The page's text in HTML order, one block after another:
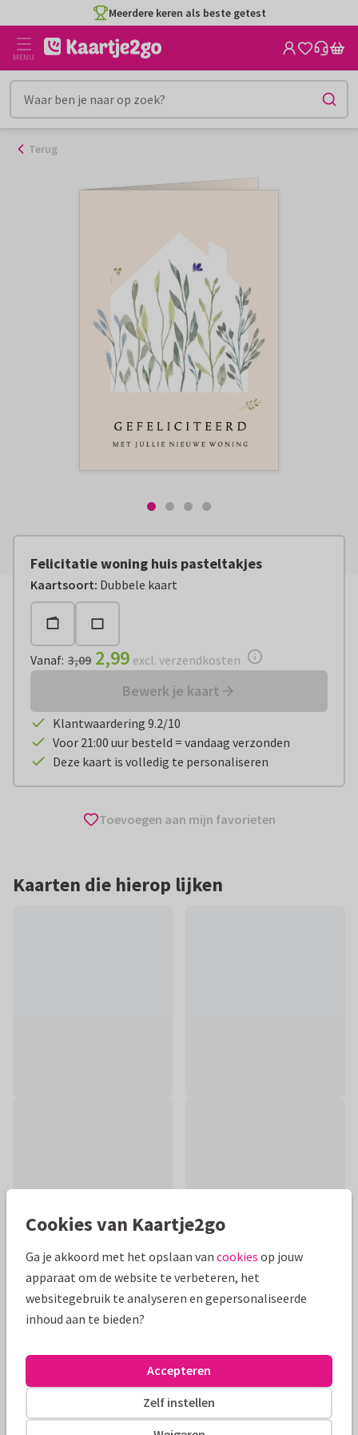
naar
inhoud
Meerdere keren als beste getest
MENU
Terug
Felicitatie woning huis pasteltakjes
Kaartsoort: Dubbele kaart
Vanaf: € 2,99 excl. verzendkosten
Vanaf: 3,09 2,99 excl. verzendkosten
Bewerk je kaart
Klantwaardering 9.2/10
Voor 21:00 uur besteld = vandaag verzonden
Deze kaart is volledig te personaliseren
Toevoegen aan mijn favorieten
Kaarten die hierop lijken
Productinformatie
tekst kan aangepast worden en dus ook als verhuiskaart
verstuurd worden.
Alle kaarten zijn helemaal naar wens aan te passen
Cookies van Kaartje2go
Ga je akkoord met het opslaan van cookies op jouw
apparaat om de website te verbeteren, het
websitegebruik te analyseren en gepersonaliseerde
inhoud aan te bieden?
Zelf instellen
Accepteren